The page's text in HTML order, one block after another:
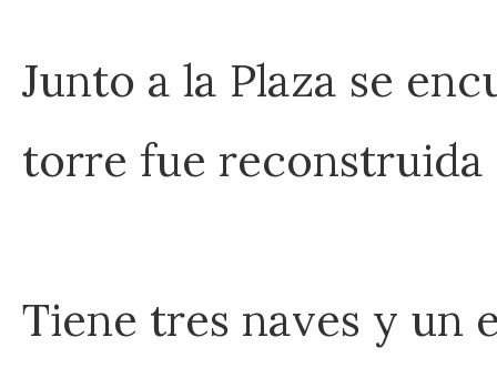
Junto a la Plaza se
torre fue
Tiene tres naves y un